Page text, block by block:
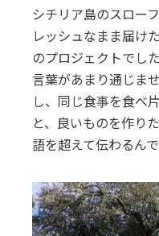
シチリア島のスロー
レッシュなまま届け
のプロジェクトでし
言葉があまり通じま
し、同じ食事を食べ
と、良いものを作り
語を超えて伝わるんで